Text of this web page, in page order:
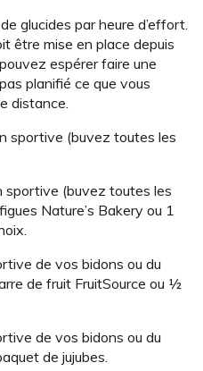
glucides par heure d’effort.
être mise en place depuis
espérer faire une
planifié ce que vous
distance.
sportive (buvez toutes les
sportive (buvez toutes les
Nature’s Bakery ou 1
de vos bidons ou du
de fruit FruitSource ou ½
de vos bidons ou du
de jujubes.